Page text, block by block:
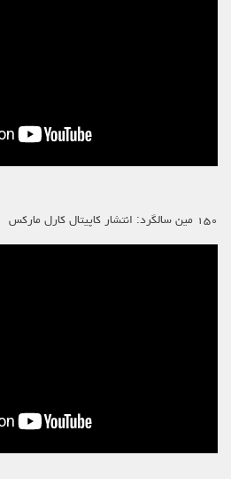
۱۵۰ مین سالگرد: انتشار کاپیتال کارل مارکس